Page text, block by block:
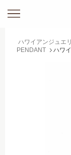
ハワイアンジュエ
PENDANT
ハワ